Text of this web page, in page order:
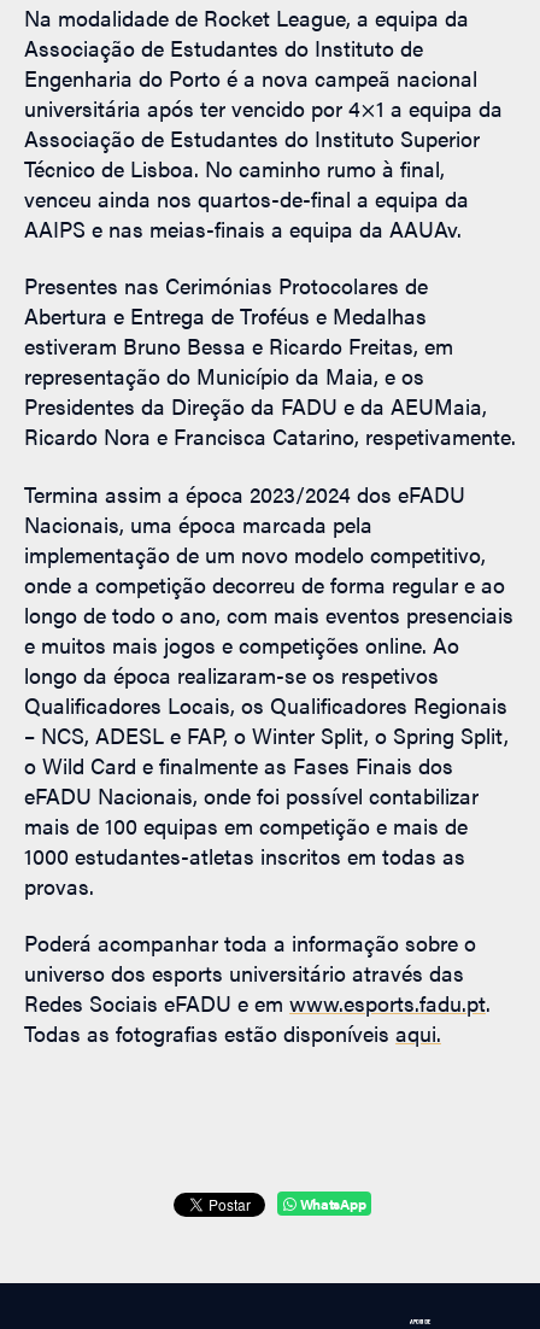
Na modalidade de Rocket League, a equipa da
Associação de Estudantes do Instituto de
Engenharia do Porto é a nova campeã nacional
universitária após ter vencido por 4×1 a equipa da
Associação de Estudantes do Instituto Superior
Técnico de Lisboa. No caminho rumo à final,
venceu ainda nos quartos-de-final a equipa da
AAIPS e nas meias-finais a equipa da AAUAv.
Presentes nas Cerimónias Protocolares de
Abertura e Entrega de Troféus e Medalhas
estiveram Bruno Bessa e Ricardo Freitas, em
representação do Município da Maia, e os
Presidentes da Direção da FADU e da AEUMaia,
Ricardo Nora e Francisca Catarino, respetivamente.
Termina assim a época 2023/2024 dos eFADU
Nacionais, uma época marcada pela
implementação de um novo modelo competitivo,
onde a competição decorreu de forma regular e ao
longo de todo o ano, com mais eventos presenciais
e muitos mais jogos e competições online. Ao
longo da época realizaram-se os respetivos
Qualificadores Locais, os Qualificadores Regionais
– NCS, ADESL e FAP, o Winter Split, o Spring Split,
o Wild Card e finalmente as Fases Finais dos
eFADU Nacionais, onde foi possível contabilizar
mais de 100 equipas em competição e mais de
1000 estudantes-atletas inscritos em todas as
provas.
Poderá acompanhar toda a informação sobre o
universo dos esports universitário através das
Redes Sociais eFADU e em www.esports.fadu.pt.
Todas as fotografias estão disponíveis aqui.
WhatsApp